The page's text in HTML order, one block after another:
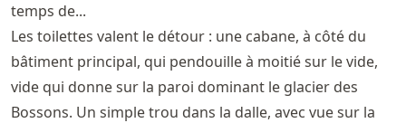
temps de...
Les toilettes valent le détour : une cabane, à côté du
bâtiment principal, qui pendouille à moitié sur le vide,
vide qui donne sur la paroi dominant le glacier des
Bossons. Un simple trou dans la dalle, avec vue sur la